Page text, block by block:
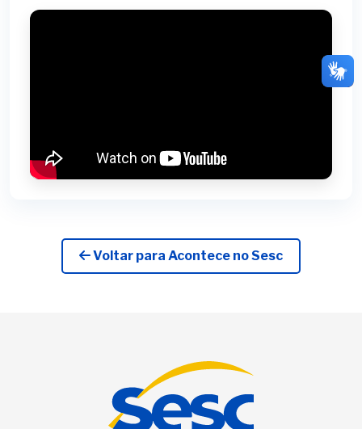
Voltar para Acontece no Sesc